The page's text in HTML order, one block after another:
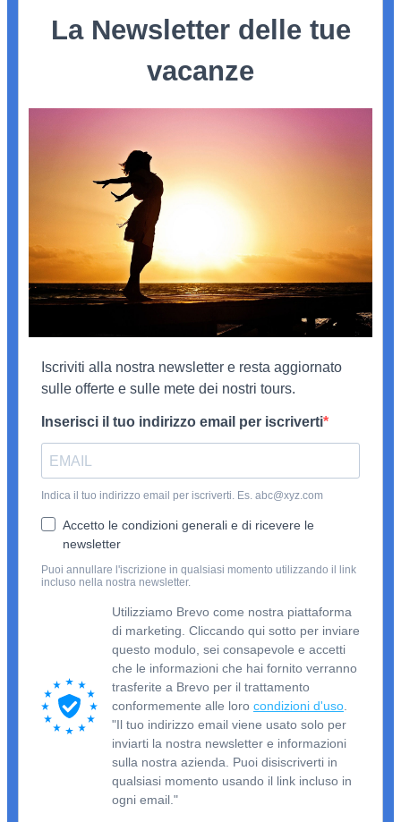
La Newsletter delle tue
vacanze
Iscriviti alla nostra newsletter e resta aggiornato
sulle offerte e sulle mete dei nostri tours.
Inserisci il tuo indirizzo email per iscriverti
Indica il tuo indirizzo email per iscriverti. Es. abc@xyz.com
Accetto le condizioni generali e di ricevere le
newsletter
Puoi annullare l'iscrizione in qualsiasi momento utilizzando il link
incluso nella nostra newsletter.
Utilizziamo Brevo come nostra piattaforma
di marketing. Cliccando qui sotto per inviare
questo modulo, sei consapevole e accetti
che le informazioni che hai fornito verranno
trasferite a Brevo per il trattamento
conformemente alle loro condizioni d'uso
"Il tuo indirizzo email viene usato solo per
inviarti la nostra newsletter e informazioni
sulla nostra azienda. Puoi disiscriverti in
qualsiasi momento usando il link incluso in
ogni email."